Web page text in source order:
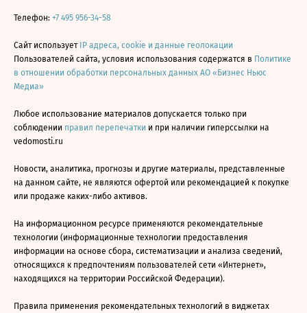
Телефон: +7 495 956-34-58
Сайт использует IP адреса, cookie и данные геолокации
Пользователей сайта, условия использования содержатся в Политике
в отношении обработки персональных данных АО «Бизнес Ньюс
Медиа»
Любое использование материалов допускается только при
соблюдении правил перепечатки и при наличии гиперссылки на
vedomosti.ru
Новости, аналитика, прогнозы и другие материалы, представленные
на данном сайте, не являются офертой или рекомендацией к покупке
или продаже каких-либо активов.
На информационном ресурсе применяются рекомендательные
технологии (информационные технологии предоставления
информации на основе сбора, систематизации и анализа сведений,
относящихся к предпочтениям пользователей сети «Интернет»,
находящихся на территории Российской Федерации).
Правила применения рекомендательных технологий в виджетах